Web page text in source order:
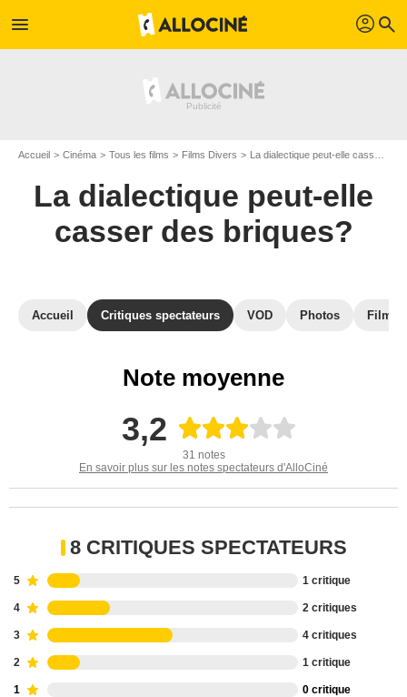
menu profil search
Accueil Cinéma Tous les films Films Divers La dialectique peut-elle casser des briques?
La dialectique peut-elle
casser des briques?
Accueil Critiques spectateurs VOD Photos Films
Note moyenne
3,2
31 notes
En savoir plus sur les notes spectateurs d'AlloCiné
8 CRITIQUES SPECTATEURS
5 1 critique
4 2 critiques
3 4 critiques
2 1 critique
1 0 critique